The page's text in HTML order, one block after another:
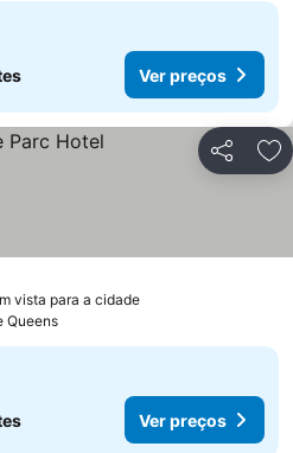
Ver preços
Partilhar
vista para a cidadeVer preços
Queens
Ver preços